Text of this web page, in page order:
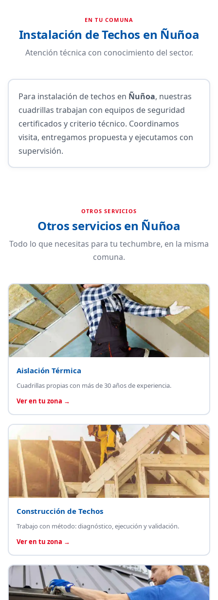
EN TU COMUNA
Instalación de Techos en Ñuñoa
Atención técnica con conocimiento del sector.
Para instalación de techos en Ñuñoa, nuestras
cuadrillas trabajan con equipos de seguridad
certificados y criterio técnico. Coordinamos
visita, entregamos propuesta y ejecutamos con
supervisión.
OTROS SERVICIOS
Otros servicios en Ñuñoa
Todo lo que necesitas para tu techumbre, en la misma
comuna.
Aislación Térmica
Cuadrillas propias con más de 30 años de experiencia.
Ver en tu zona →
Construcción de Techos
Trabajo con método: diagnóstico, ejecución y validación.
Ver en tu zona →